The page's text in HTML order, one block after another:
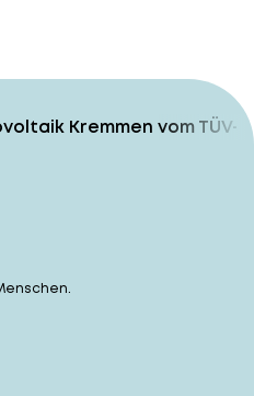
Kremmen vom